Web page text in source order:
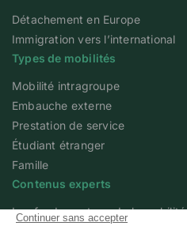
Détachement en Europe
Immigration vers l’international
Types de mobilités
Mobilité intragroupe
Embauche externe
Prestation de service
Étudiant étranger
Famille
Contenus experts
Les fondamentaux de la mobilité